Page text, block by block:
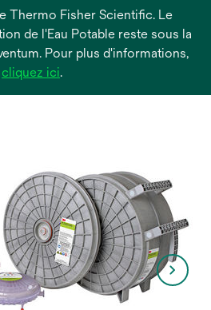
Thermo Fisher Scientific. Le
de l'Eau Potable reste sous la
Pour plus d'informations,
cliquez icis’ouvre
.